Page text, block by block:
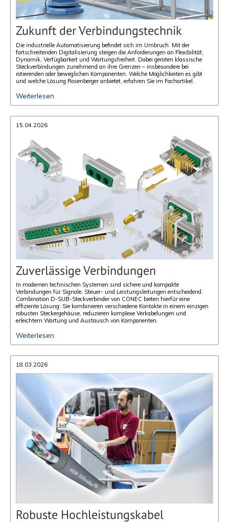
Zukunft der Verbindungstechnik
Die industrielle Automatisierung befindet sich im Umbruch. Mit der
fortschreitenden Digitalisierung steigen die Anforderungen an Flexibilität,
Dynamik, Verfügbarkeit und Wartungsfreiheit. Dabei geraten klassische
Steckverbindungen zunehmend an ihre Grenzen – insbesondere bei
rotierenden oder beweglichen Komponenten. Welche Möglichkeiten es gibt
und welche Lösung Rosenberger anbietet, erfahren Sie im Fachartikel.
Weiterlesen
15.04.2026
Zuverlässige Verbindungen
In modernen technischen Systemen sind sichere und kompakte
Verbindungen für Signale, Steuer- und Leistungsleitungen entscheidend.
Combination D-SUB-Steckverbinder von CONEC bieten hierfür eine
effiziente Lösung: Sie kombinieren verschiedene Kontakte in einem einzigen
robusten Steckergehäuse, reduzieren komplexe Verkabelungen und
erleichtern Wartung und Austausch von Komponenten.
Weiterlesen
18.03.2026
Robuste Hochleistungskabel